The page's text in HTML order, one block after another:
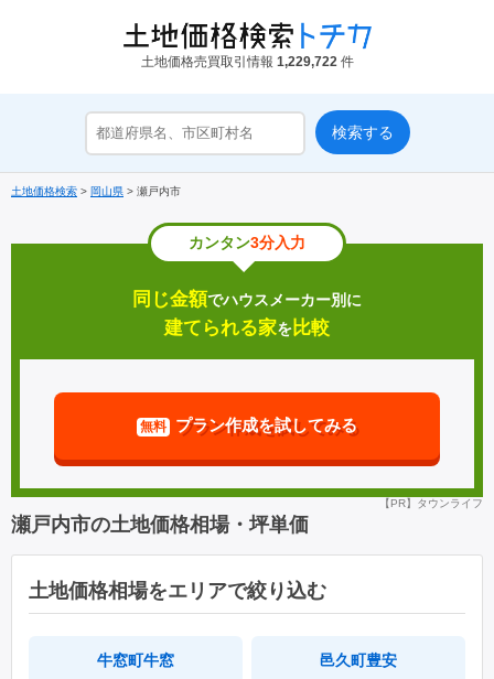
土地価格売買取引情報 1,229,722 件
土地価格検索 > 岡山県 > 瀬戸内市
カンタン3分入力
同じ金額でハウスメーカー別に
建てられる家を比較
無料 プラン作成を試してみる
【PR】タウンライフ
瀬戸内市の土地価格相場・坪単価
土地価格相場をエリアで絞り込む
牛窓町牛窓 邑久町豊安